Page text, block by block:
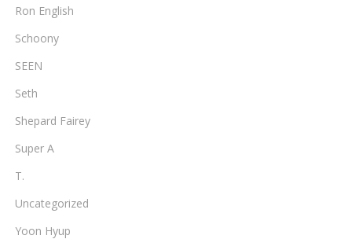
Ron English
Schoony
SEEN
Seth
Shepard Fairey
Super A
T.
Uncategorized
Yoon Hyup